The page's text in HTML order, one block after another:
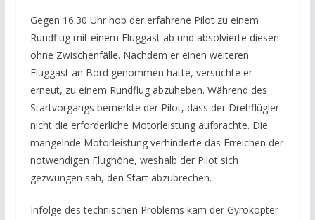
Gegen 16.30 Uhr hob der erfahrene Pilot zu einem
Rundflug mit einem Fluggast ab und absolvierte diesen
ohne Zwischenfälle. Nachdem er einen weiteren
Fluggast an Bord genommen hatte, versuchte er
erneut, zu einem Rundflug abzuheben. Während des
Startvorgangs bemerkte der Pilot, dass der Drehflügler
nicht die erforderliche Motorleistung aufbrachte. Die
mangelnde Motorleistung verhinderte das Erreichen der
notwendigen Flughöhe, weshalb der Pilot sich
gezwungen sah, den Start abzubrechen.
Infolge des technischen Problems kam der Gyrokopter